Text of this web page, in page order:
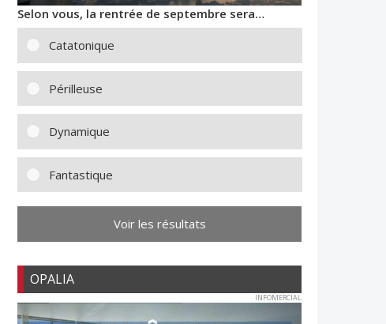
Selon vous, la rentrée de septembre sera…
Catatonique
Périlleuse
Dynamique
Fantastique
Voir les résultats
OPALIA
INFOMERCIAL